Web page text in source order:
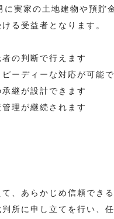
実家の土地建物や預貯
る受益者となります。
の判断で行えます
ーディーな対応が可能
継が設計できます
理が継続されます
、あらかじめ信頼でき
所に申し立てを行い、